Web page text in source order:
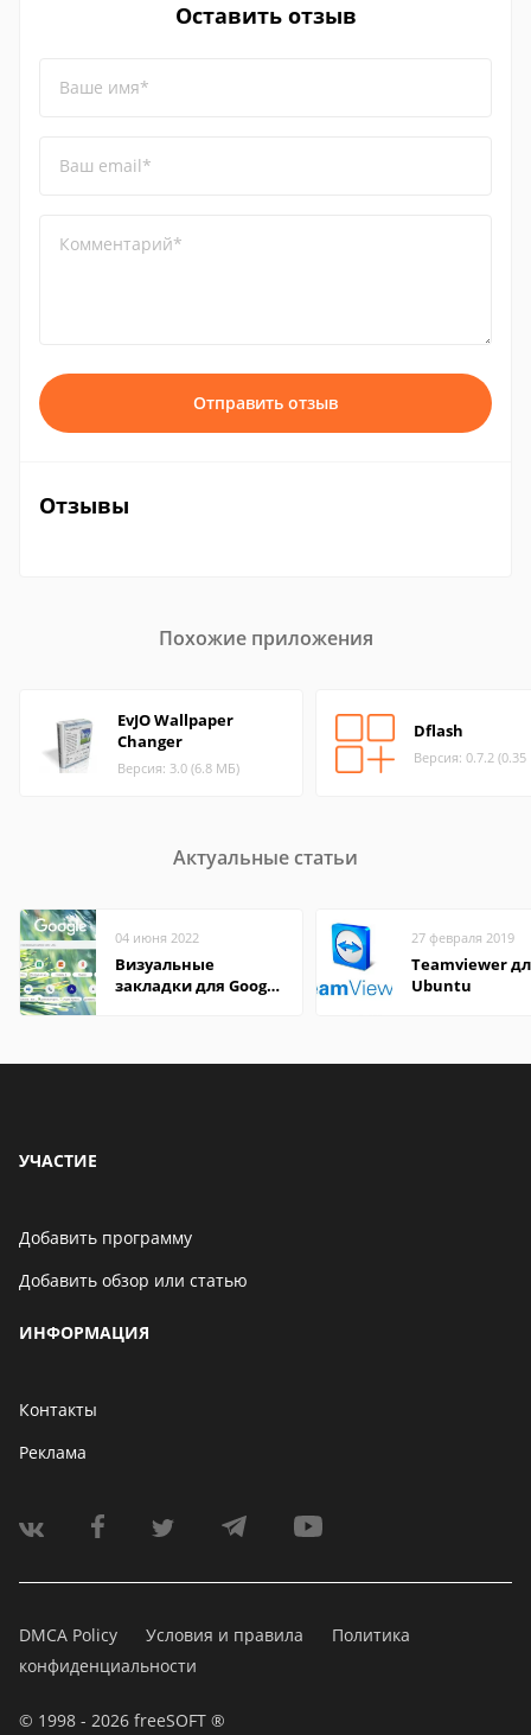
Оставить отзыв
Ваше имя*
Ваш email*
Комментарий*
Отправить отзыв
Отзывы
Похожие приложения
EvJO Wallpaper
Changer
Версия: 3.0 (6.8 МБ)
Dflash
Версия: 0.7.2
Актуальные статьи
04 июня 2022
Визуальные
закладки для Google
27 февраля 2019
Teamviewer
Ubuntu
УЧАСТИЕ
Добавить программу
Добавить обзор или статью
ИНФОРМАЦИЯ
Контакты
Реклама
DMCA Policy Условия и правила
Политика
конфиденциальности
© 1998 - 2026 freeSOFT ®